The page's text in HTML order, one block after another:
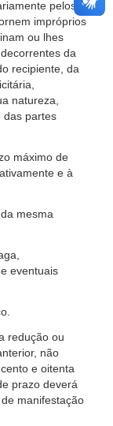
pelos
impróprios
ou lhes
da
recipiente, da
natureza,
das partes
máximo de
e à
mesma
eventuais
redução ou
não
e oitenta
prazo deverá
manifestação